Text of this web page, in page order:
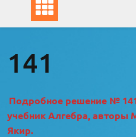
141
Подробное решение №
учебник Алгебра, авторы
Якир.